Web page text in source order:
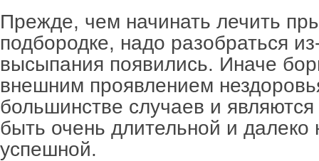
Прежде, чем начинать лечить
подбородке, надо разобраться
высыпания появились. Иначе
внешним проявлением
большинстве случаев и
быть очень длительной и далеко
успешной.